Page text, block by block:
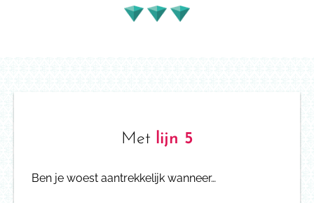
Met lijn 5
Ben je woest aantrekkelijk wanneer…